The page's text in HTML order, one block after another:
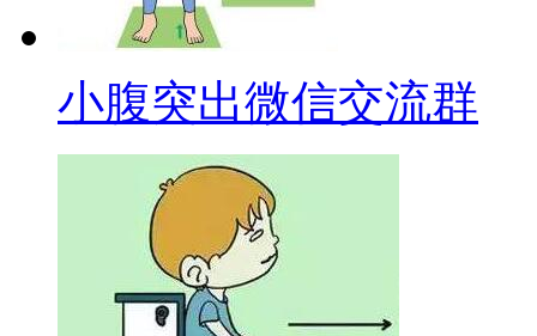
小腹突出微信交流群